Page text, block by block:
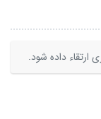
داده شود.